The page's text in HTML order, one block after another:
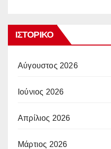
ΙΣΤΟΡΙΚΌ
Αύγουστος 2026
Ιούνιος 2026
Απρίλιος 2026
Μάρτιος 2026